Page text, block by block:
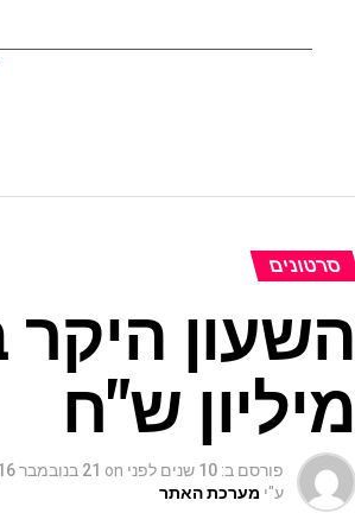
סרטונים
מיליון ש"ח
פורסם ב: 10 שנים לפני on 21 בנובמבר 2016
ע"י מערכת האתר